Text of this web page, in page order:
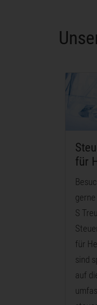
für
S
für
sind
auf